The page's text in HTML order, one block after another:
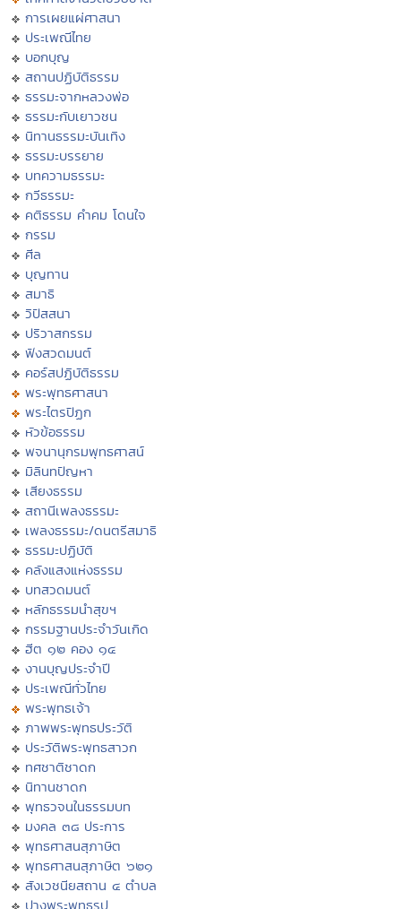
การเผยแผ่ศาสนา
ประเพณีไทย
บอกบุญ
สถานปฏิบัติธรรม
ธรรมะจากหลวงพ่อ
ธรรมะกับเยาวชน
นิทานธรรมะบันเทิง
ธรรมะบรรยาย
บทความธรรมะ
กวีธรรมะ
คติธรรม คำคม โดนใจ
กรรม
ศีล
บุญทาน
สมาธิ
วิปัสสนา
ปริวาสกรรม
ฟังสวดมนต์
คอร์สปฏิบัติธรรม
พระพุทธศาสนา
พระไตรปิฏก
หัวข้อธรรม
พจนานุกรมพุทธศาสน์
มิลินทปัญหา
เสียงธรรม
สถานีเพลงธรรมะ
เพลงธรรมะ/ดนตรีสมาธิ
ธรรมะปฏิบัติ
คลังแสงแห่งธรรม
บทสวดมนต์
หลักธรรมนำสุขฯ
กรรมฐานประจำวันเกิด
ฮีต ๑๒ คอง ๑๔
งานบุญประจำปี
ประเพณีทั่วไทย
พระพุทธเจ้า
ภาพพระพุทธประวัติ
ประวัติพระพุทธสาวก
ทศชาติชาดก
นิทานชาดก
พุทธวจนในธรรมบท
มงคล ๓๘ ประการ
พุทธศาสนสุภาษิต
พุทธศาสนสุภาษิต ๖๒๑
สังเวชนียสถาน ๔ ตำบล
ปางพระพุทธรูป